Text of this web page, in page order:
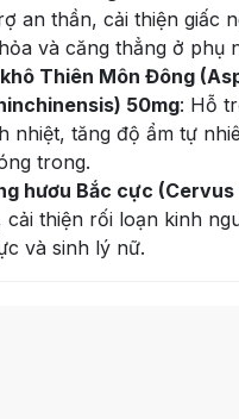
an thần, cải thiện giấc
và căng thẳng ở phụ
Thiên Môn Đông
50mg: Hỗ
nhiệt, tăng độ ẩm tự
trong.
hươu Bắc cực
cải thiện rối loạn kinh
và sinh lý nữ.